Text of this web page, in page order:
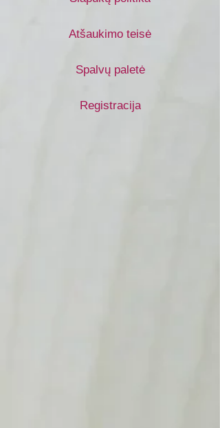
Atšaukimo teisė
Spalvų paletė
Registracija